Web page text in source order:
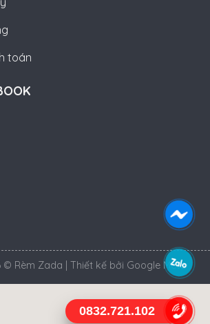
toán
© Rèm Zada | Thiết kế bởi Google Meta
0832.721.102